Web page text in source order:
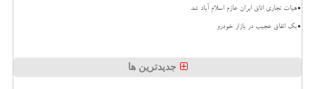
هیات تجاری اتاق ایران عازم اسلام آباد شد
بک اتفاق عجیب در بازار خودرو
جدیدترین ها